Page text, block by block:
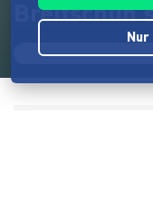
Breitschuh
Nur